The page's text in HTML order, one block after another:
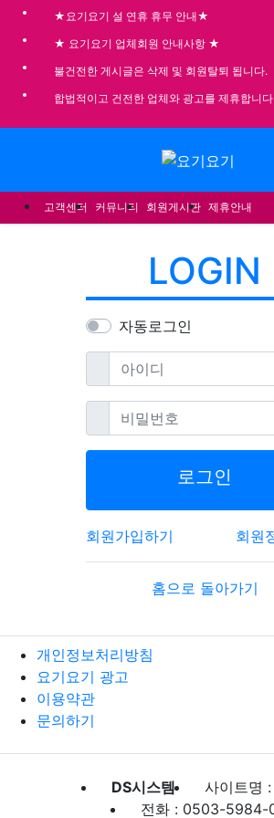
★요기요기 설 연휴 휴무 안내★
★ 요기요기 업체회원 안내사항 ★
불건전한 게시글은 삭제 및 회원탈퇴 됩니다.
합법적이고 건전한 업체와 광고를 제휴합니
고객센터 커뮤니티 회원게시판 제휴안내
LOGIN
자동로그인
아이디필수
비밀번호필수
로그인
회원가입하기 회원
홈으로 돌아가기
개인정보처리방침
요기요기 광고
이용약관
문의하기
DS시스템
사이트명
전화 : 0503-5984-